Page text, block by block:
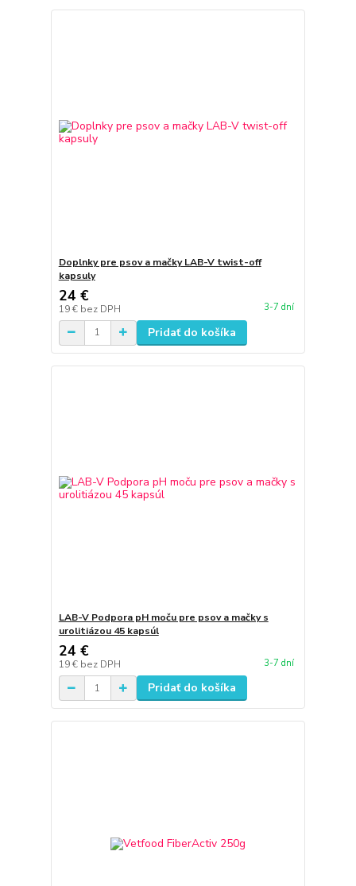
Doplnky pre psov a mačky LAB-V twist-off
kapsuly
24 €
19 € bez DPH 3-7 dní
Pridať do košíka
LAB-V Podpora pH moču pre psov a mačky s
urolitiázou 45 kapsúl
24 €
19 € bez DPH 3-7 dní
Pridať do košíka